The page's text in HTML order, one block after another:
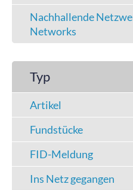
Nachhallende
Networks
Typ
Artikel
Fundstücke
FID-Meldung
Ins Netz gegangen